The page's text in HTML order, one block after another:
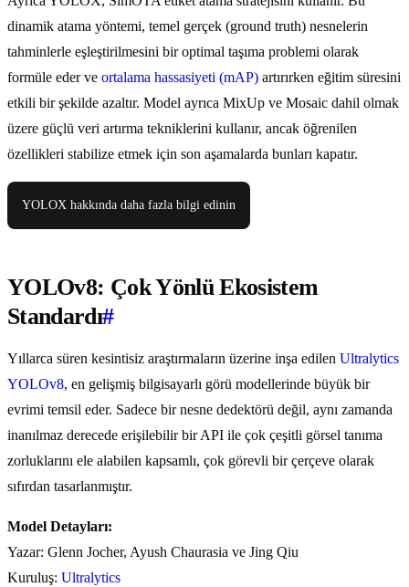
dinamik atama yöntemi, temel gerçek (ground truth) nesnelerin
tahminlerle eşleştirilmesini bir optimal taşıma problemi olarak
formüle eder ve ortalama hassasiyeti (mAP) artırırken eğitim süresini
etkili bir şekilde azaltır. Model ayrıca MixUp ve Mosaic dahil olmak
üzere güçlü veri artırma tekniklerini kullanır, ancak öğrenilen
özellikleri stabilize etmek için son aşamalarda bunları kapatır.
YOLOX hakkında daha fazla bilgi edinin
YOLOv8: Çok Yönlü Ekosistem
Standardı#
Yıllarca süren kesintisiz araştırmaların üzerine inşa edilen Ultralytics
YOLOv8, en gelişmiş bilgisayarlı görü modellerinde büyük bir
evrimi temsil eder. Sadece bir nesne dedektörü değil, aynı zamanda
inanılmaz derecede erişilebilir bir API ile çok çeşitli görsel tanıma
zorluklarını ele alabilen kapsamlı, çok görevli bir çerçeve olarak
sıfırdan tasarlanmıştır.
Model Detayları:
Yazar: Glenn Jocher, Ayush Chaurasia ve Jing Qiu
Kuruluş: Ultralytics